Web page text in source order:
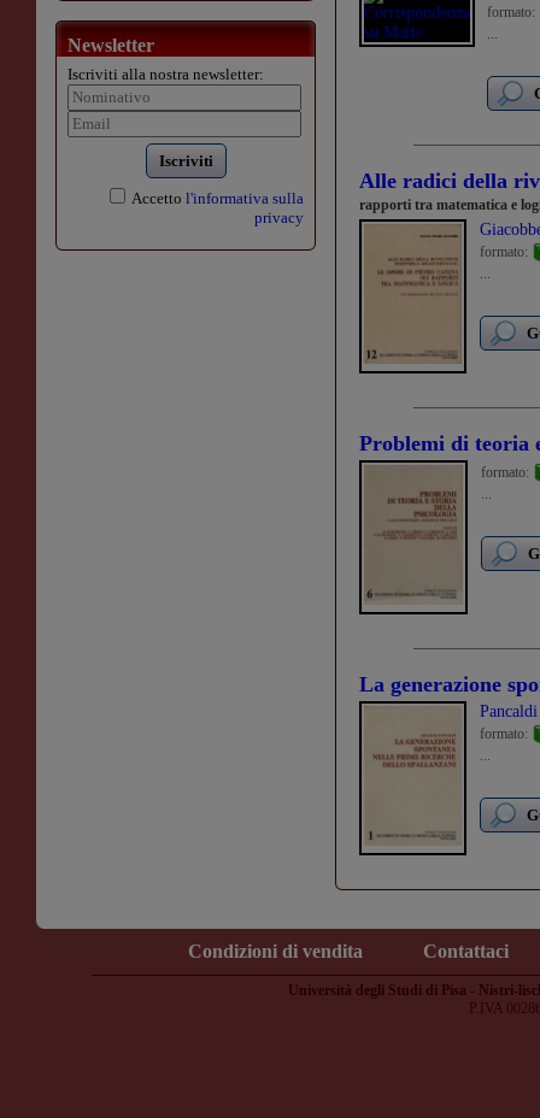
Newsletter
Iscriviti alla nostra newsletter:
Iscriviti
Accetto l'informativa sulla
privacy
formato:
...
Alle radici della
rapporti tra matematica e
formato:
...
Problemi di teoria
formato:
...
La generazione
formato:
...
Condizioni di vendita Contattaci
Università degli Studi di Pisa - Nistri-
P.IVA